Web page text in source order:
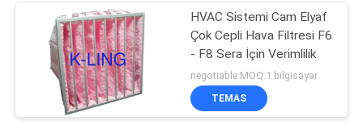
DAVALAR
HARITASITemiz Oda Geçiş
152
HVAC Sistemi Cam Elyaf
Çok Cepli Hava Filtresi F6
- F8 Sera İçin Verimlilik
negotiable MOQ:1 bilgisayar
TEMAS